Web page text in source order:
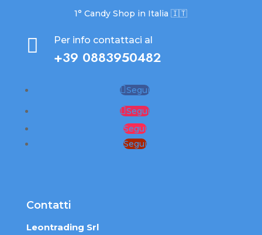
1° Candy Shop in Italia 🇮🇹
 Per info contattaci al
+39 0883950482
Segui
Segui
Segui
Segui
Contatti
Leontrading Srl